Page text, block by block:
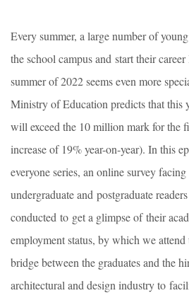
Every summer, a large number of
the school campus and start their
summer of 2022 seems even more
Ministry of Education predicts that this
will exceed the 10 million mark for the
increase of 19% year-on-year). In this
everyone series, an online survey
undergraduate and postgraduate
conducted to get a glimpse of their
employment status, by which we
bridge between the graduates and the
architectural and design industry to